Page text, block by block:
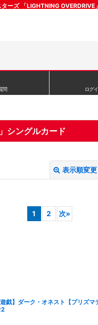
ターズ 「LIGHTNING
問 ログ
シングルカード
表示順変更
1 2 次»
戯】ダーク・オネスト【プリズマ